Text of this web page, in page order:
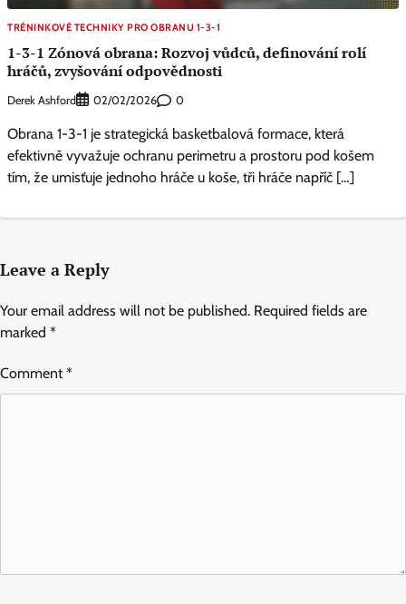
TRÉNINKOVÉ TECHNIKY PRO OBRANU 1-3-1
1-3-1 Zónová obrana: Rozvoj vůdců, definování rolí
hráčů, zvyšování odpovědnosti
Derek Ashford 02/02/2026 0
Obrana 1-3-1 je strategická basketbalová formace, která
efektivně vyvažuje ochranu perimetru a prostoru pod košem
tím, že umisťuje jednoho hráče u koše, tři hráče napříč […]
Leave a Reply
Your email address will not be published. Required fields are
marked *
Comment*